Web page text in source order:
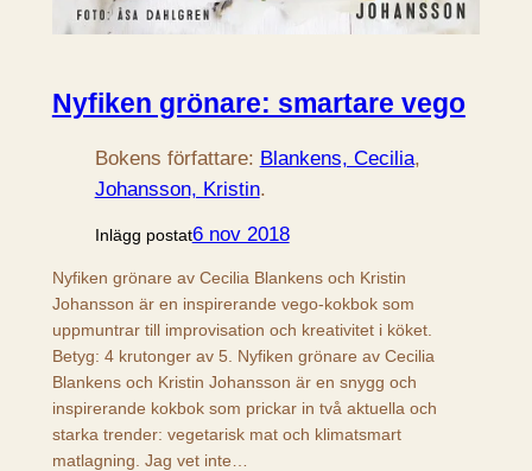
Nyfiken grönare: smartare vego
Bokens författare: Blankens, Cecilia
Johansson, Kristin.
Inlägg postat6 nov 2018
Nyfiken grönare av Cecilia Blankens och Kristin
Johansson är en inspirerande vego-kokbok som
uppmuntrar till improvisation och kreativitet i köket.
Betyg: 4 krutonger av 5. Nyfiken grönare av Cecilia
Blankens och Kristin Johansson är en snygg och
inspirerande kokbok som prickar in två aktuella och
starka trender: vegetarisk mat och klimatsmart
matlagning. Jag vet inte…